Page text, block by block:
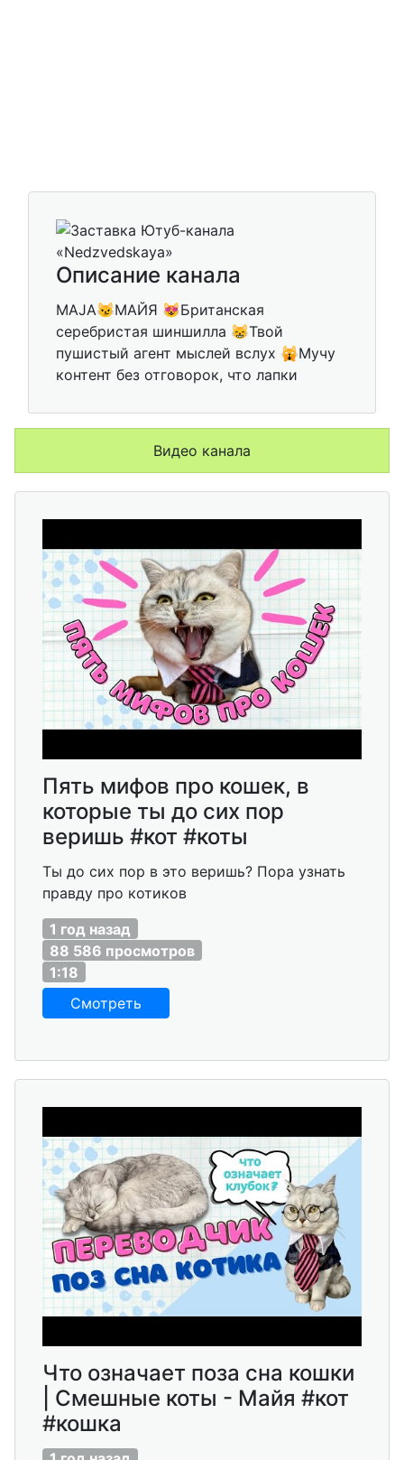
Описание канала
MAJA😼МАЙЯ 😻Британская
серебристая шиншилла 😸Твой
пушистый агент мыслей вслух 🙀Мучу
контент без отговорок, что лапки
Видео канала
Пять мифов про кошек, в
которые ты до сих пор
веришь #кот #коты
Ты до сих пор в это веришь? Пора узнать
правду про котиков
1 год назад
88 586 просмотров
1:18
Смотреть
Что означает поза сна кошки
| Смешные коты - Майя #кот
#кошка